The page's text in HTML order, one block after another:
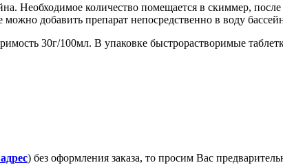
Необходимое количество помещается в скиммер,
добавить препарат непосредственно в воду
30г/100мл. В упаковке быстрорастворимые
) без оформления заказа, то просим Вас